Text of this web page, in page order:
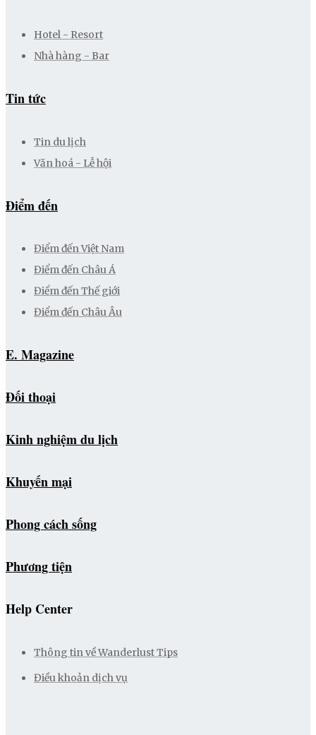
Hotel - Resort
Nhà hàng - Bar
Tin tức
Tin du lịch
Văn hoá - Lễ hội
Điểm đến
Điểm đến Việt Nam
Điểm đến Châu Á
Điểm đến Thế giới
Điểm đến Châu Âu
E. Magazine
Đối thoại
Kinh nghiệm du lịch
Khuyến mại
Phong cách sống
Phương tiện
Help Center
Thông tin về Wanderlust Tips
Điều khoản dịch vụ